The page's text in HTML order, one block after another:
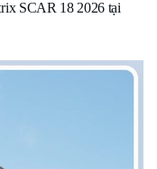
SCAR 18 2026 tại